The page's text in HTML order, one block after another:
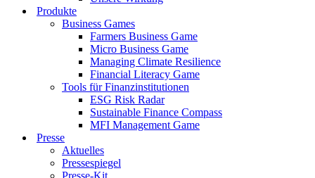
Produkte
Business Games
Farmers Business Game
Micro Business Game
Managing Climate Resilience
Financial Literacy Game
Tools für Finanzinstitutionen
ESG Risk Radar
Sustainable Finance Compass
MFI Management Game
Presse
Aktuelles
Pressespiegel
Presse-Kit